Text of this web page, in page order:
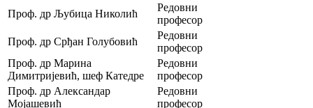
Проф. др Љубица Николић
Редовни
професор
Проф. др Срђан Голубовић
Редовни
професор
Проф. др Марина
Димитријевић, шеф Катедре
Редовни
професор
Проф. др Александар
Мојашевић
Редовни
професор